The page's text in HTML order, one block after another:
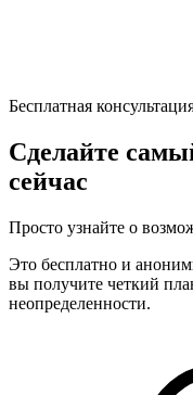
Бесплатная
Сделайте
сейчас
Просто узнайте о
Это бесплатно и
вы получите четкий
неопределенности.